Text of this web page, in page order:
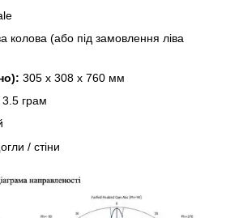
колова (або під замовлення ліва
305 x 308 x 760 мм
3.5 грам
/ стіни